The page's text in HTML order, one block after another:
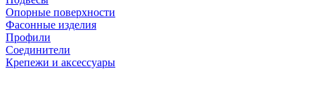
Опорные поверхности
Фасонные изделия
Профили
Соединители
Крепежи и аксессуары